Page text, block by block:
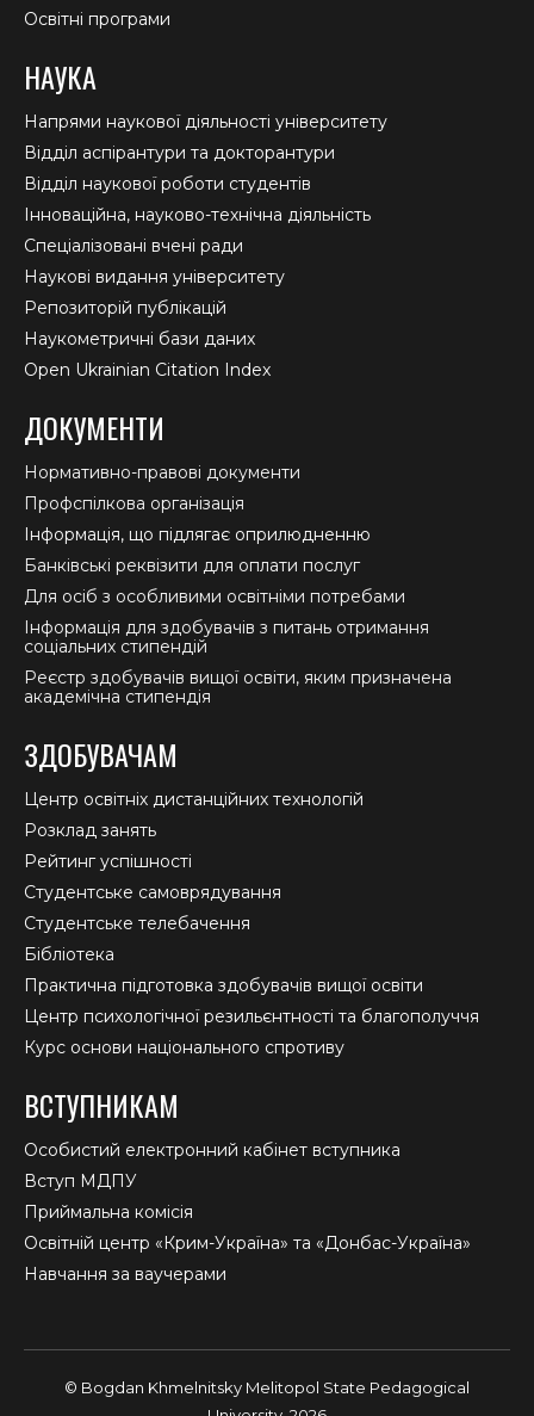
Освітні програми
НАУКА
Напрями наукової діяльності університету
Відділ аспірантури та докторантури
Відділ наукової роботи студентів
Інноваційна, науково-технічна діяльність
Спеціалізовані вчені ради
Наукові видання університету
Репозиторій публікацій
Наукометричні бази даних
Open Ukrainian Citation Index
ДОКУМЕНТИ
Нормативно-правові документи
Профспілкова організація
Інформація, що підлягає оприлюдненню
Банківські реквізити для оплати послуг
Для осіб з особливими освітніми потребами
Інформація для здобувачів з питань отримання
соціальних стипендій
Реєстр здобувачів вищої освіти, яким призначена
академічна стипендія
ЗДОБУВАЧАМ
Центр освітніх дистанційних технологій
Розклад занять
Рейтинг успішності
Студентське самоврядування
Студентське телебачення
Бібліотека
Практична підготовка здобувачів вищої освіти
Центр психологічної резильєнтності та благополуччя
Курс основи національного спротиву
ВСТУПНИКАМ
Особистий електронний кабінет вступника
Вступ МДПУ
Приймальна комісія
Освітній центр «Крим-Україна» та «Донбас-Україна»
Навчання за ваучерами
© Bogdan Khmelnitsky Melitopol State Pedagogical